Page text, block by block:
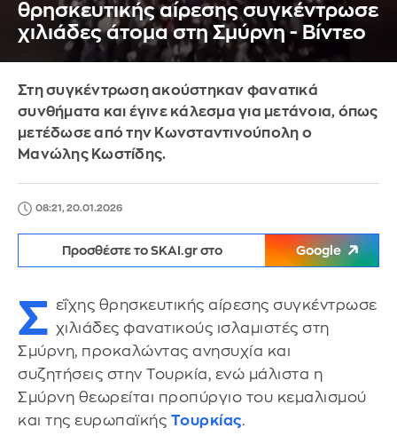
θρησκευτικής αίρεσης συγκέντρωσε
χιλιάδες άτομα στη Σμύρνη - Βίντεο
Στη συγκέντρωση ακούστηκαν φανατικά
συνθήματα και έγινε κάλεσμα για μετάνοια, όπως
μετέδωσε από την Κωνσταντινούπολη ο
Μανώλης Κωστίδης.
08:21, 20.01.2026
Προσθέστε το SKAI.gr στο Google
Σ εΐχης θρησκευτικής αίρεσης συγκέντρωσε
χιλιάδες φανατικούς ισλαμιστές στη
Σμύρνη, προκαλώντας ανησυχία και
συζητήσεις στην Τουρκία, ενώ μάλιστα η
Σμύρνη θεωρείται προπύργιο του κεμαλισμού
και της ευρωπαϊκής Τουρκίας.